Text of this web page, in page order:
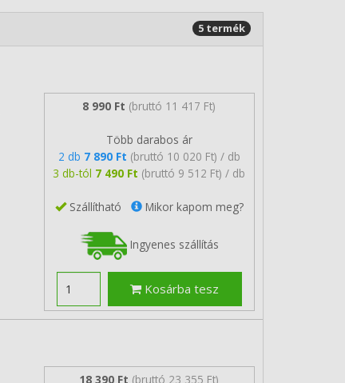
5 termék
8 990 Ft (bruttó 11 417 Ft)
Több darabos ár
2 db 7 890 Ft (bruttó 10 020 Ft) / db
3 db-tól 7 490 Ft (bruttó 9 512 Ft) / db
Szállítható Mikor kapom meg?
Ingyenes szállítás
Kosárba tesz
18 390 Ft (bruttó 23 355 Ft)